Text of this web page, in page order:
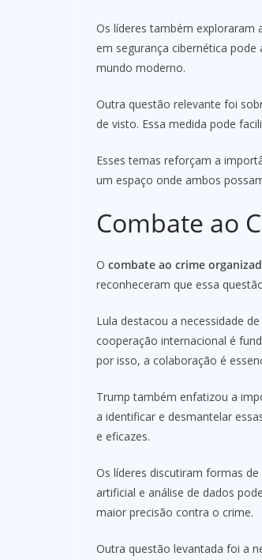
Os líderes também exploraram
em segurança cibernética
mundo moderno.
Outra questão relevante foi
de visto. Essa medida pode
Esses temas reforçam a
um espaço onde ambos
Combate ao
O combate ao crime
reconheceram que essa
Lula destacou a necessidade
cooperação internacional é
por isso, a colaboração é
Trump também enfatizou a
a identificar e desmantelar
e eficazes.
Os líderes discutiram formas
artificial e análise de dados
maior precisão contra o crime.
Outra questão levantada foi a